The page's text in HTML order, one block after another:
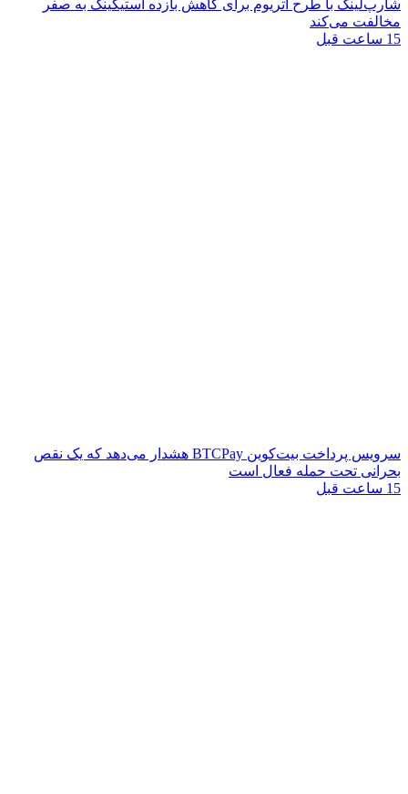
شارپ‌لینک با طرح اتریوم برای کاهش بازده استیکینگ به صفر
مخالفت می‌کند
15 ساعت قبل
سرویس پرداخت بیت‌کوین BTCPay هشدار می‌دهد که یک نقص
بحرانی تحت حمله فعال است
15 ساعت قبل